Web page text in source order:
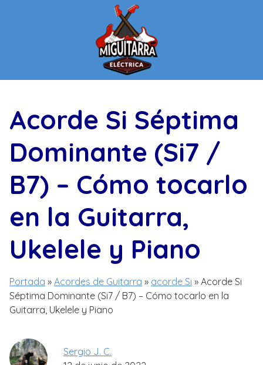
Acorde Si Séptima
Dominante (Si7 /
B7) – Cómo tocarlo
en la Guitarra,
Ukelele y Piano
Portada » Acordes de Guitarra » acorde Si » Acorde Si
Séptima Dominante (Si7 / B7) – Cómo tocarlo en la
Guitarra, Ukelele y Piano
Sergio J. C.